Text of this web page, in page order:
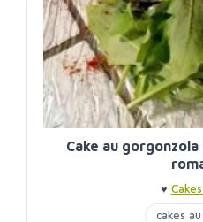
Cake au
♥
cakes